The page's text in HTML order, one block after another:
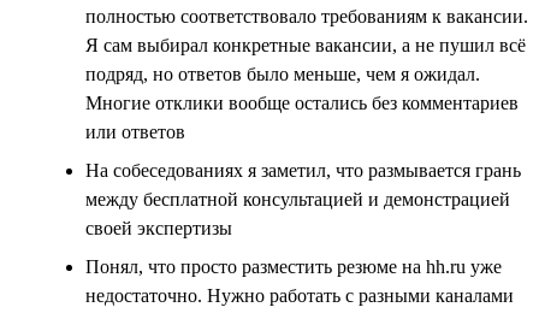
полностью соответствовало требованиям к вакансии.
Я сам выбирал конкретные вакансии, а не пушил всё
подряд, но ответов было меньше, чем я ожидал.
Многие отклики вообще остались без комментариев
или ответов
На собеседованиях я заметил, что размывается грань
между бесплатной консультацией и демонстрацией
своей экспертизы
Понял, что просто разместить резюме на hh.ru уже
недостаточно. Нужно работать с разными каналами